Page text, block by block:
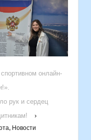
онлайн-
рук и сердец
›
, Новости